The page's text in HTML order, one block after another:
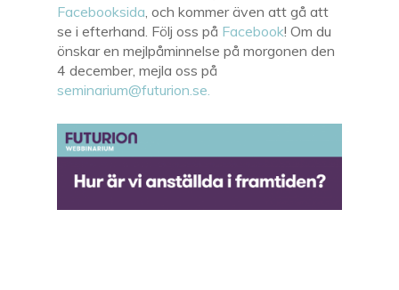
Facebooksida, och kommer även att gå att
se i efterhand. Följ oss på Facebook! Om du
önskar en mejlpåminnelse på morgonen den
4 december, mejla oss på
seminarium@futurion.se.